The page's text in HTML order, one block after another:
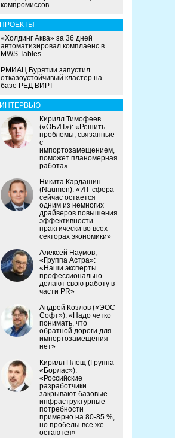
компромиссов
ПРОЕКТЫ
«Холдинг Аква» за 36 дней
автоматизировал комплаенс в
MWS Tables
РМИАЦ Бурятии запустил
отказоустойчивый кластер на
базе РЕД ВИРТ
ИНТЕРВЬЮ
Кирилл Тимофеев
(«ОБИТ»): «Решить
проблемы, связанные
с
импортозамещением,
поможет планомерная
работа»
Никита Кардашин
(Naumen): «ИТ-сфера
сейчас остается
одним из немногих
драйверов повышения
эффективности
практически во всех
секторах экономики»
Алексей Наумов,
«Группа Астра»:
«Наши эксперты
профессионально
делают свою работу в
части PR»
Андрей Козлов («ЭОС
Софт»): «Надо четко
понимать, что
обратной дороги для
импортозамещения
нет»
Кирилл Плещ (Группа
«Борлас»):
«Российские
разработчики
закрывают базовые
инфраструктурные
потребности
примерно на 80-85 %,
но пробелы все же
остаются»